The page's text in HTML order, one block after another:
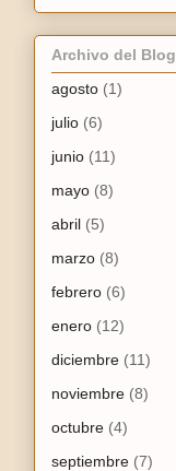
Archivo del Blog
agosto (1)
julio (6)
junio (11)
mayo (8)
abril (5)
marzo (8)
febrero (6)
enero (12)
diciembre (11)
noviembre (8)
octubre (4)
septiembre (7)